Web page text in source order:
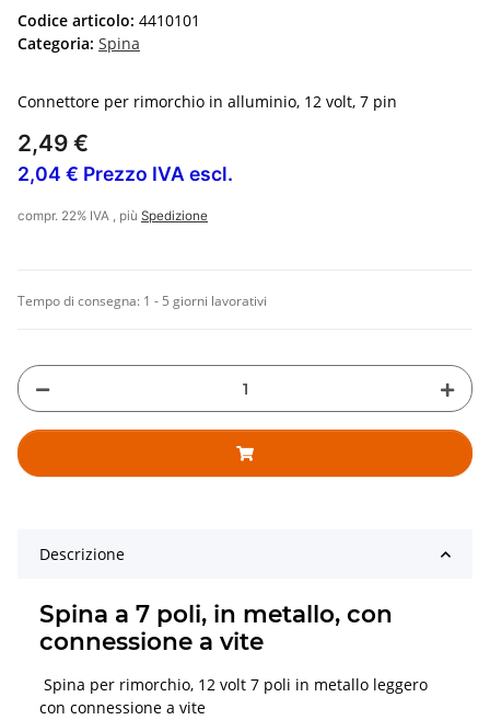
Codice articolo: 4410101
Categoria: Spina
Connettore per rimorchio in alluminio, 12 volt, 7 pin
2,49 €
2,04 € Prezzo IVA escl.
compr. 22% IVA , più Spedizione
Tempo di consegna: 1 - 5 giorni lavorativi
Descrizione
Spina a 7 poli, in metallo, con
connessione a vite
Spina per rimorchio, 12 volt 7 poli in metallo leggero
con connessione a vite